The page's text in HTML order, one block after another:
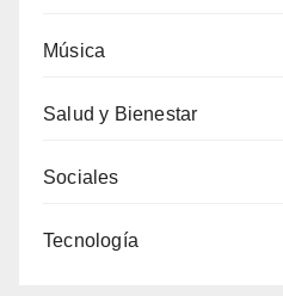
Música
Salud y Bienestar
Sociales
Tecnología